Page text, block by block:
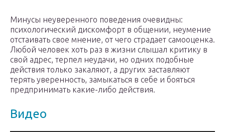
Минусы неуверенного поведения очевидны:
психологический дискомфорт в общении, неумение
отстаивать свое мнение, от чего страдает самооценка.
Любой человек хоть раз в жизни слышал критику в
свой адрес, терпел неудачи, но одних подобные
действия только закаляют, а других заставляют
терять уверенность, замыкаться в себе и бояться
предпринимать какие-либо действия.
Видео